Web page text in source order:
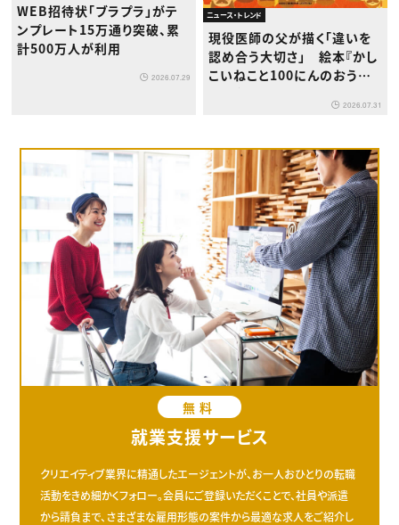
WEB招待状「ブラプラ」がテ
ンプレート15万通り突破、累
計500万人が利用
2026.07.29
ニュース・トレンド
現役医師の父が描く「違いを
認め合う大切さ」 絵本『かし
こいねこと100にんのおうさ
2026.07.31
無料
就業支援サービス
クリエイティブ業界に精通したエージェントが、お一人おひとりの転職
活動をきめ細かくフォロー。会員にご登録いただくことで、社員や派遣
から請負まで、さまざまな雇用形態の案件から最適な求人をご紹介し